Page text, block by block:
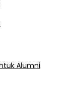
Alumni